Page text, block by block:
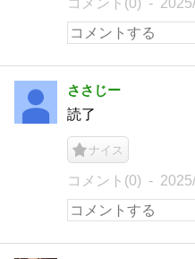
コメント(0)
ささじー
読了
ナイス
コメント(0)